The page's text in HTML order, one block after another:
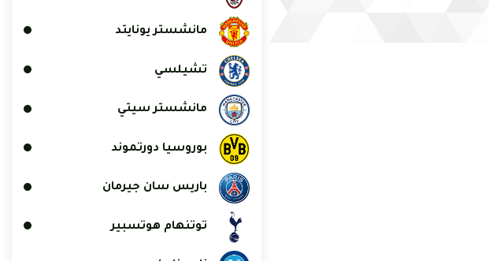
مانشستر يونايتد
تشيلسي
مانشستر سيتي
بوروسيا دورتموند
باريس سان جيرمان
توتنهام هوتسبير